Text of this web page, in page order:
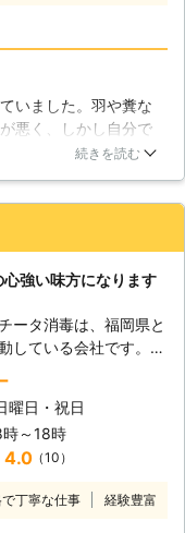
が責任を持って対応さ
サービス
】 下請け業者やアル
できるよう、無料で行
デジタルカメラで撮影
くご説明致します。そ
問等がありましたら、
してください。またハ
追加請求することなど
んのでご安心くださ
額が全ての施工金額に
タッフは、お客様との
いました。羽や糞な
悪く、しかし自分で
業者様に依頼しまし
柄でとても満足いた
ちょっとだけ対応が
続きを読む
強い味方になります
ータ消毒は、福岡県と
している会社です。ハ
りの方は見えません
な判断でハト駆除に対
ハトによる被害報
発生した事により、
てある洗濯物が鳩の羽
。又、ハトの糞による
曜日・祝日
時～18時
4.0（10）
丁寧な仕事 経験豊富